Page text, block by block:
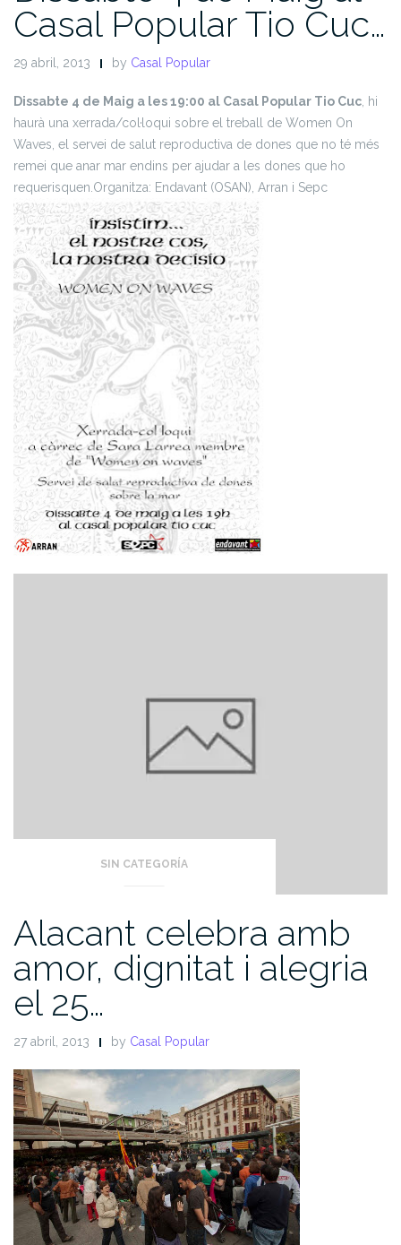
Casal Popular Tio Cuc…
29 abril, 2013 by Casal Popular
Dissabte 4 de Maig a les 19:00 al Casal Popular Tio Cuc , hi
haurà una xerrada/col·loqui sobre el treball de Women On
Waves, el servei de salut reproductiva de dones que no té més
remei que anar mar endins per ajudar a les dones que ho
requerisquen. Organitza: Endavant (OSAN), Arran i Sepc
SIN CATEGORÍA
Alacant celebra amb
amor, dignitat i alegria
el 25…
27 abril, 2013 by Casal Popular